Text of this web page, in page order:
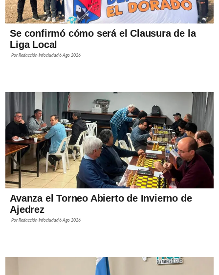
Se confirmó cómo será el Clausura de la
Liga Local
PorRedacción Infociudad6 Ago 2026
Avanza el Torneo Abierto de Invierno de
Ajedrez
PorRedacción Infociudad6 Ago 2026